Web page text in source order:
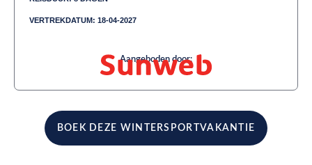
VERTREKDATUM: 18-04-2027
Aangeboden door:
BOEK DEZE WINTERSPORTVAKANTIE